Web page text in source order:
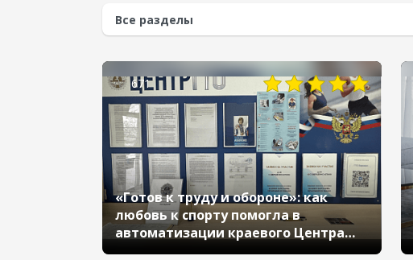
671
«Готов к труду и обороне»: как
любовь к спорту помогла в
автоматизации краевого Центра
тестирования комплекса ГТО